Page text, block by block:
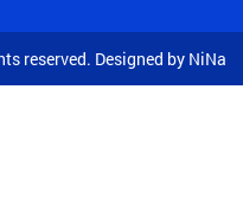
reserved. Designed by NiNa